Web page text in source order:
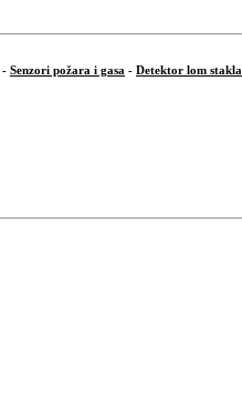
- Senzori požara i gasa - Detektor lom stakla